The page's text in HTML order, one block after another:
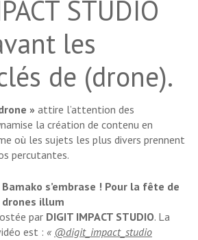
STUDIO
les
de (drone).
» attire l’attention des
la création de contenu en
où les sujets les plus divers prennent
percutantes.
s’embrase ! Pour la fête de
drones illum
par DIGIT IMPACT STUDIO. La
est : « @digit_impact_studio